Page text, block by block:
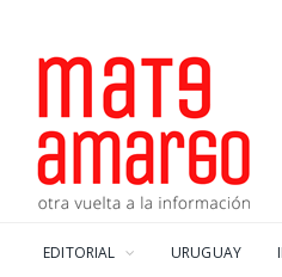
EDITORIAL URUGUAY